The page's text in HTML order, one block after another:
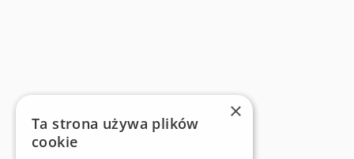
×
Ta strona używa plików
cookie